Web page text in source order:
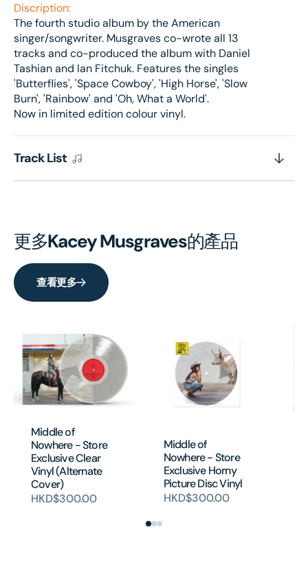
LP
Discription:
The fourth studio album by the American
singer/songwriter. Musgraves co-wrote all 13
tracks and co-produced the album with Daniel
Tashian and Ian Fitchuk. Features the singles
'Butterflies', 'Space Cowboy', 'High Horse', 'Slow
Burn', 'Rainbow' and 'Oh, What a World'.
Now in limited edition colour vinyl.
Track List
更多Kacey Musgraves的產品
查看更多
Middle of
Nowhere - Store
Exclusive Clear
Vinyl (Alternate
Cover)
HKD$300.00
Middle of
Nowhere - Store
Exclusive Horny
Picture Disc Vinyl
HKD$300.00